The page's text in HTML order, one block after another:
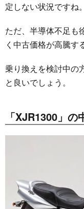
定しない状況ですね。
ただ、半導体不足も
く中古価格が高騰す
乗り換えを検討中の
と良いでしょう。
「XJR1300」